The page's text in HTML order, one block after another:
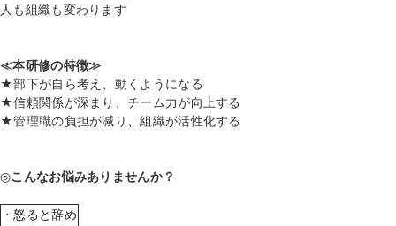
人も組織も変わります
≪本研修の特徴≫
★部下が自ら考え、動くようになる
★信頼関係が深まり、チーム力が向上する
★管理職の負担が減り、組織が活性化する
◎こんなお悩みありませんか？
・怒ると辞め